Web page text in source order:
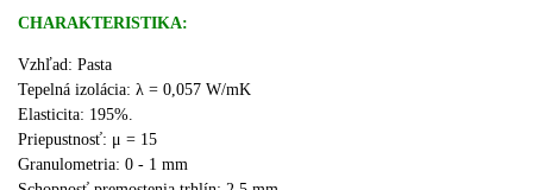
CHARAKTERISTIKA:
Vzhľad: Pasta
Tepelná izolácia:λ = 0,057 W/mK
Elasticita: 195%.
Priepustnosť: μ = 15
Granulometria: 0 - 1 mm